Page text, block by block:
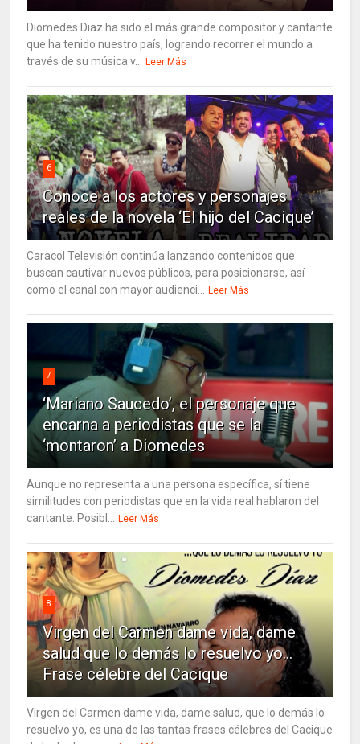
Diomedes Diaz ha sido el más grande compositor y cantante
que ha tenido nuestro país, logrando recorrer el mundo a
través de su música v... Leer Más
6
Conoce a los actores y personajes
reales de la novela ‘El hijo del Cacique’
Caracol Televisión continúa lanzando contenidos que
buscan cautivar nuevos públicos, para posicionarse, así
como el canal con mayor audienci... Leer Más
7
‘Mariano Saucedo’, el personaje que
encarna a periodistas que se la
‘montaron’ a Diomedes
Aunque no representa a una persona específica, sí tiene
similitudes con periodistas que en la vida real hablaron del
cantante. Posibl... Leer Más
8
Virgen del Carmen dame vida, dame
salud que lo demás lo resuelvo yo…
Frase célebre del Cacique
Virgen del Carmen dame vida, dame salud, que lo demás lo
resuelvo yo, es una de las tantas frases célebres del Cacique